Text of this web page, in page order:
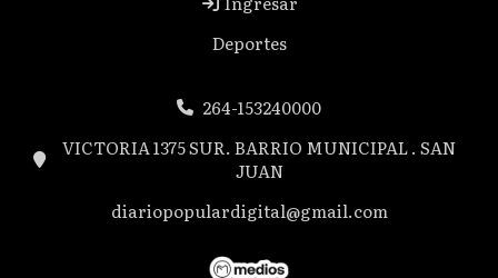
Deportes
264-153240000
VICTORIA 1375 SUR. BARRIO MUNICIPAL . SAN
JUAN
diariopopulardigital@gmail.com